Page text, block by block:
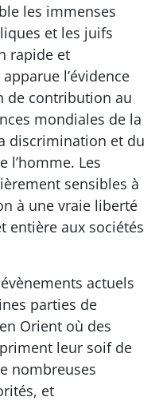
les immenses
et les juifs
rapide et
l’évidence
de contribution au
mondiales de la
discrimination et du
l’homme. Les
sensibles à
à une vraie liberté
entière aux sociétés
actuels
parties de
Orient où des
leur soif de
nombreuses
et